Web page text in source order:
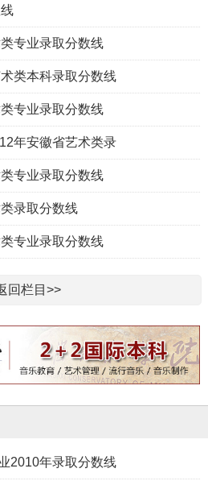
专业录取分数线
类本科录取分数线
专业录取分数线
年安徽省艺术类录
专业录取分数线
录取分数线
专业录取分数线
回栏目>>
2010年录取分数线